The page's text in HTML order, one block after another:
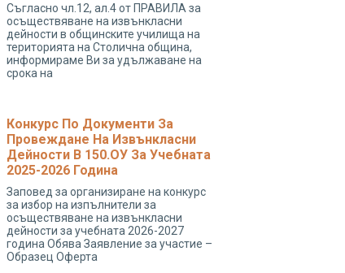
Съгласно чл.12, ал.4 от ПРАВИЛА за
осъществяване на извънкласни
дейности в общинските училища на
територията на Столична община,
информираме Ви за удължаване на
срока на
Конкурс По Документи За
Провеждане На Извънкласни
Дейности В 150.ОУ За Учебната
2025-2026 Година
Заповед за организиране на конкурс
за избор на изпълнители за
осъществяване на извънкласни
дейности за учебната 2026-2027
година Обява Заявление за участие –
Образец Оферта